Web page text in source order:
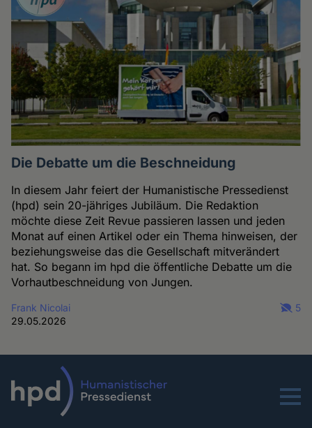
Die Debatte um die Beschneidung
In diesem Jahr feiert der Humanistische Pressedienst
(hpd) sein 20-jähriges Jubiläum. Die Redaktion
möchte diese Zeit Revue passieren lassen und jeden
Monat auf einen Artikel oder ein Thema hinweisen, der
beziehungsweise das die Gesellschaft mitverändert
hat. So begann im hpd die öffentliche Debatte um die
Vorhautbeschneidung von Jungen.
Frank Nicolai
29.05.2026
5
Menu